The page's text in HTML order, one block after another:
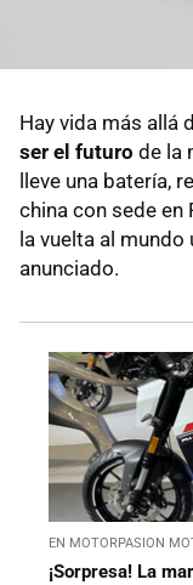
Hay vida más allá
ser el futuro de la
lleve una batería,
china con sede en
la vuelta al
anunciado.
EN MOTORPASION
¡Sorpresa! La